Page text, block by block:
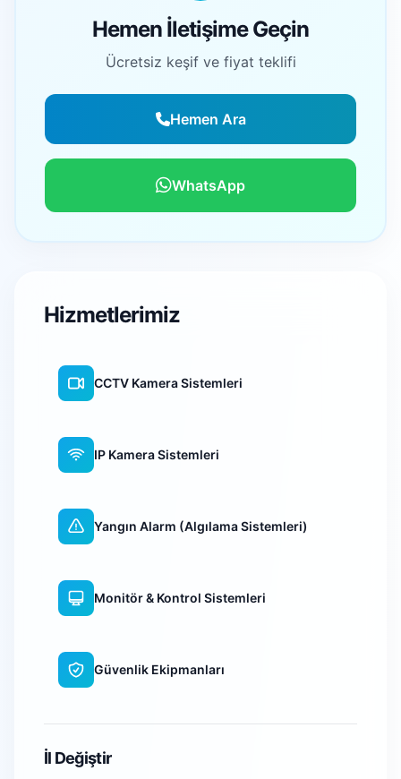
Hemen İletişime Geçin
Ücretsiz keşif ve fiyat teklifi
Hemen Ara
WhatsApp
Hizmetlerimiz
CCTV Kamera Sistemleri
IP Kamera Sistemleri
Yangın Alarm (Algılama Sistemleri)
Monitör & Kontrol Sistemleri
Güvenlik Ekipmanları
İl Değiştir